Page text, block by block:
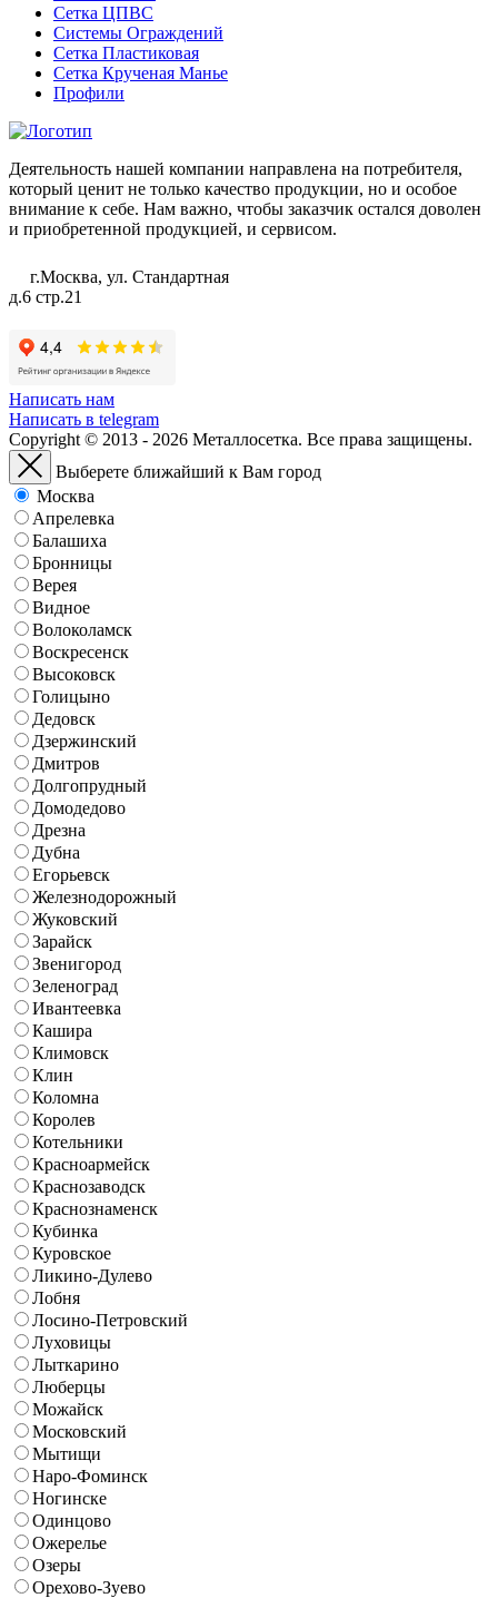
Сетка ЦПВС
Системы Ограждений
Сетка Пластиковая
Сетка Крученая Манье
Профили
Деятельность нашей компании направлена на потребителя,
который ценит не только качество продукции, но и особое
внимание к себе. Нам важно, чтобы заказчик остался доволен
и приобретенной продукцией, и сервисом.
г.Москва, ул. Стандартная
д.6 стр.21
Написать нам
Написать в telegram
Copyright © 2013 - 2026 Металлосетка. Все права защищены.
Выберете ближайший к Вам город
Москва
Апрелевка
Балашиха
Бронницы
Верея
Видное
Волоколамск
Воскресенск
Высоковск
Голицыно
Дедовск
Дзержинский
Дмитров
Долгопрудный
Домодедово
Дрезна
Дубна
Егорьевск
Железнодорожный
Жуковский
Зарайск
Звенигород
Зеленоград
Ивантеевка
Кашира
Климовск
Клин
Коломна
Королев
Котельники
Красноармейск
Краснозаводск
Краснознаменск
Кубинка
Куровское
Ликино-Дулево
Лобня
Лосино-Петровский
Луховицы
Лыткарино
Люберцы
Можайск
Московский
Мытищи
Наро-Фоминск
Ногинске
Одинцово
Ожерелье
Озеры
Орехово-Зуево